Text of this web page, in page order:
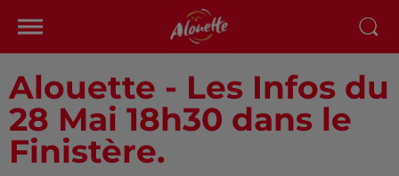
Alouette - Les Infos du
28 Mai 18h30 dans le
Finistère.